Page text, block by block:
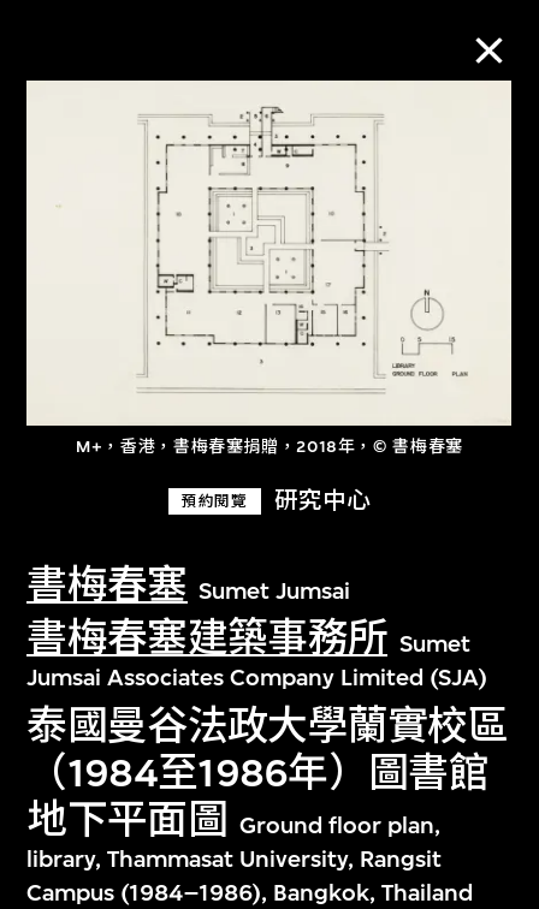
M+，香港，書梅春塞捐贈，2018年，© 書梅春塞
預約閱覽 研究中心
書梅春塞 Sumet Jumsai
書梅春塞建築事務所 Sumet
Jumsai Associates Company Limited (SJA)
泰國曼谷法政大學蘭實校區
（1984至1986年）圖書館
地下平面圖
Ground floor plan,
library, Thammasat University, Rangsit
Campus (1984–1986), Bangkok, Thailand
M+藏品
進一步篩選
關於M+藏品
探索世界頂級的二十及二十一世紀視覺
文化藏品。